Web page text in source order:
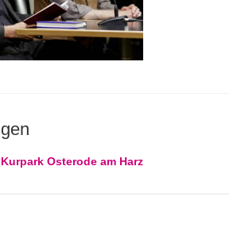
von Mitgliedern
im Literaturhaus Leipzig
Osterode am Harz